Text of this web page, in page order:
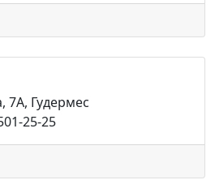
7А, Гудермес
25-25